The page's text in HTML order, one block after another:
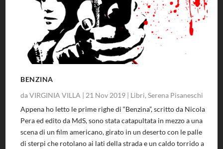
BENZINA
daVIRGINIA VILLA | 21 Nov 2019 | Libri,Serena Pisaneschi
Appena ho letto le prime righe di “Benzina”, scritto da Nicola
Pera ed edito da MdS, sono stata catapultata in mezzo a una
scena di un film americano, girato in un deserto con le palle
di sterpi che rotolano ai lati della strada e un caldo torrido a